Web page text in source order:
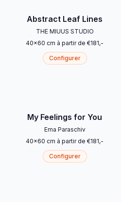
Abstract Leaf Lines
THE MIUUS STUDIO
40x60 cm à partir de €181,-
Configurer
My Feelings for You
Ema Paraschiv
40x60 cm à partir de €181,-
Configurer